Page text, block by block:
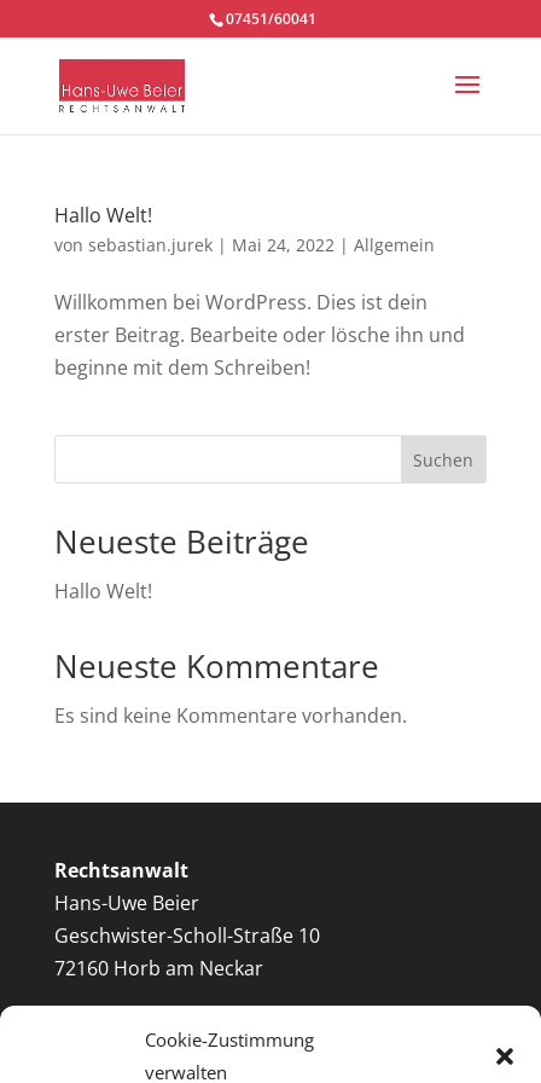
Cookie-Zustimmung
verwalten
07451/60041
Hallo Welt!
von sebastian.jurek| Mai 24, 2022| Allgemein
Willkommen bei WordPress. Dies ist dein
erster Beitrag. Bearbeite oder lösche ihn und
beginne mit dem Schreiben!
Suchen
Neueste Beiträge
Hallo Welt!
Neueste Kommentare
Es sind keine Kommentare vorhanden.
Rechtsanwalt
Hans-Uwe Beier
Geschwister-Scholl-Straße 10
72160 Horb am Neckar